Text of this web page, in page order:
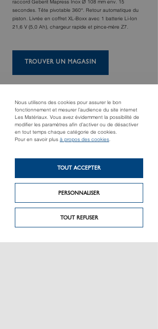
Nous utilisons des cookies pour assurer le bon
fonctionnement et mesurer l’audience du site internet
Les Matériaux. Vous avez évidemment la possibilité de
modifier les paramètres afin d’activer ou de désactiver
en tout temps chaque catégorie de cookies.
Pour en savoir plus à propos des cookies.
TOUT REFUSER
PERSONNALISER
TOUT ACCEPTER
raccord Geberit Mapress Inox Ø 108 mm env. 15
secondes. Tête pivotable 360°. Retour automatique du
piston. Livrée en coffret XL-Boxx avec 1 batterie Li-Ion
21,6 V (5,0 Ah), chargeur rapide et pince-mère Z7.
TROUVER UN MAGASIN
POMPE NOVA 300 R
Produit suivant
Sertisseuse radiale
électrohydraulique
ACC BASIC PACK